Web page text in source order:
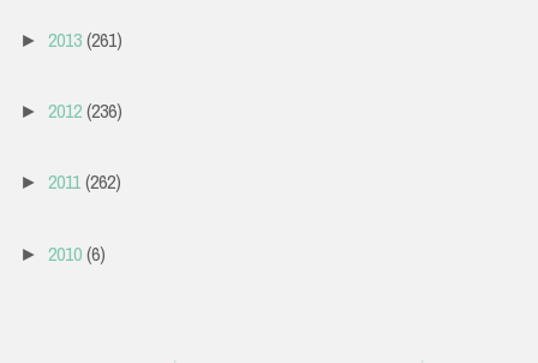
► 2013(261)
► 2012(236)
► 2011(262)
► 2010(6)